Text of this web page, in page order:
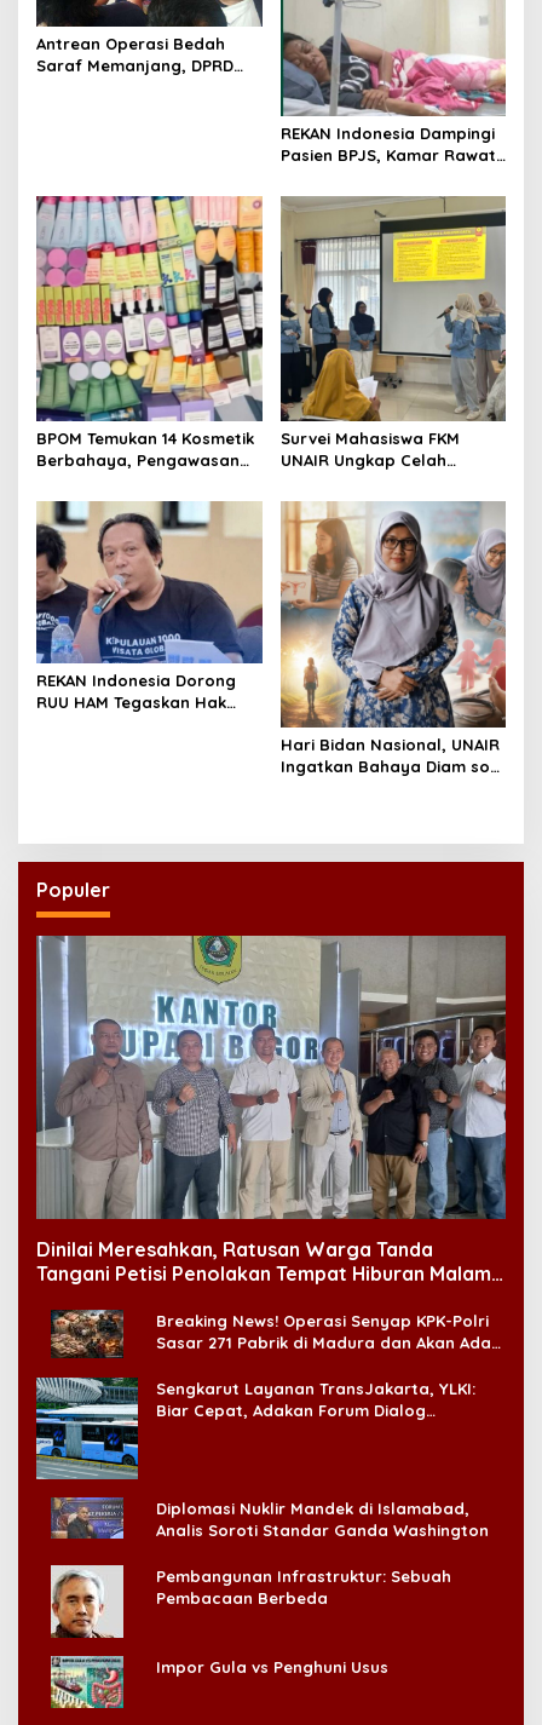
a
t
i
Antrean Operasi Bedah
Saraf Memanjang, DPRD
REKAN Indonesia Dampingi
Pasien BPJS, Kamar Rawat
BPOM Temukan 14 Kosmetik
Berbahaya, Pengawasan
Diperketat
Survei Mahasiswa FKM
UNAIR Ungkap Celah
Permukiman Surabaya
REKAN Indonesia Dorong
RUU HAM Tegaskan Hak
Hari Bidan Nasional, UNAIR
Ingatkan Bahaya Diam soal
Populer
Dinilai Meresahkan, Ratusan Warga Tanda
Tangani Petisi Penolakan Tempat Hiburan Malam
Breaking News! Operasi Senyap KPK-Polri
Sasar 271 Pabrik di Madura dan Akan Ada
Sengkarut Layanan TransJakarta, YLKI:
Biar Cepat, Adakan Forum Dialog
Diplomasi Nuklir Mandek di Islamabad,
Analis Soroti Standar Ganda Washington
Pembangunan Infrastruktur: Sebuah
Pembacaan Berbeda
Impor Gula vs Penghuni Usus